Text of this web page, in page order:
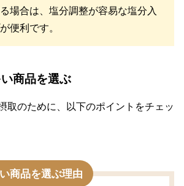
場合は、塩分調整が容易な塩分入
便利です。
商品を選ぶ
取のために、以下のポイントをチェッ
商品を選ぶ理由